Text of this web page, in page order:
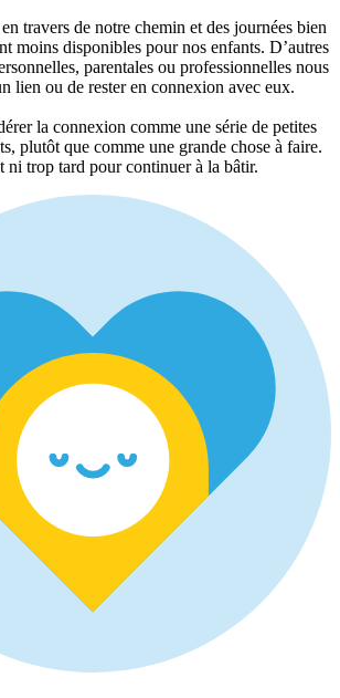
travers de notre chemin et des journées bien
moins disponibles pour nos enfants. D’autres
parentales ou professionnelles nous
lien ou de rester en connexion avec eux.
la connexion comme une série de petites
plutôt que comme une grande chose à faire.
ni trop tard pour continuer à la bâtir.